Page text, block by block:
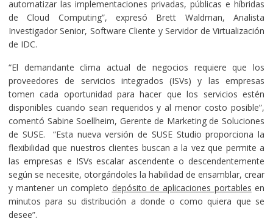
automatizar las implementaciones privadas, públicas e híbridas
de Cloud Computing”, expresó Brett Waldman, Analista
Investigador Senior, Software Cliente y Servidor de Virtualización
de IDC.
“El demandante clima actual de negocios requiere que los
proveedores de servicios integrados (ISVs) y las empresas
tomen cada oportunidad para hacer que los servicios estén
disponibles cuando sean requeridos y al menor costo posible”,
comentó Sabine Soellheim, Gerente de Marketing de Soluciones
de SUSE. “Esta nueva versión de SUSE Studio proporciona la
flexibilidad que nuestros clientes buscan a la vez que permite a
las empresas e ISVs escalar ascendente o descendentemente
según se necesite, otorgándoles la habilidad de ensamblar, crear
y mantener un completo depósito de aplicaciones portables en
minutos para su distribución a donde o como quiera que se
desee”.